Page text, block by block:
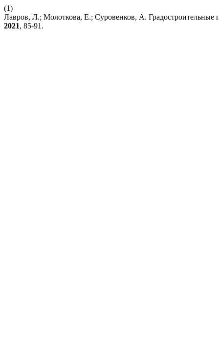
(1)
Лавров, Л.; Молоткова, Е.; Суровенков, А. Градостроительные
2021, 85-91.